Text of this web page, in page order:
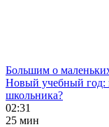
Большим о
Новый учебный год:
школьника?
02:31
25 мин